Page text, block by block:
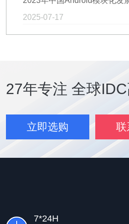
2025-07-17
27年专注 全球
立即选购 联
7*24H